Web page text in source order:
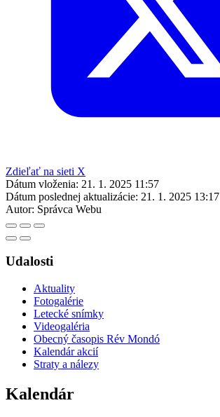
Zdieľať na sieti X
Dátum vloženia: 21. 1. 2025 11:57
Dátum poslednej aktualizácie: 21. 1. 2025 13:17
Autor: Správca Webu
Udalosti
Aktuality
Fotogalérie
Letecké snímky
Videogaléria
Obecný časopis Rév Mondó
Kalendár akcií
Straty a nálezy
Kalendár